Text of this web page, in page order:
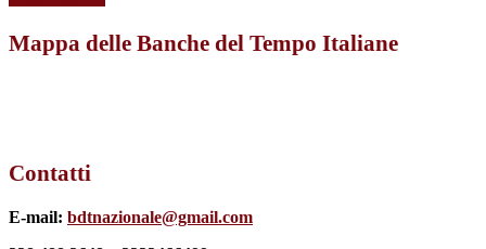
Mappa delle Banche del Tempo Italiane
Contatti
E-mail: bdtnazionale@gmail.com